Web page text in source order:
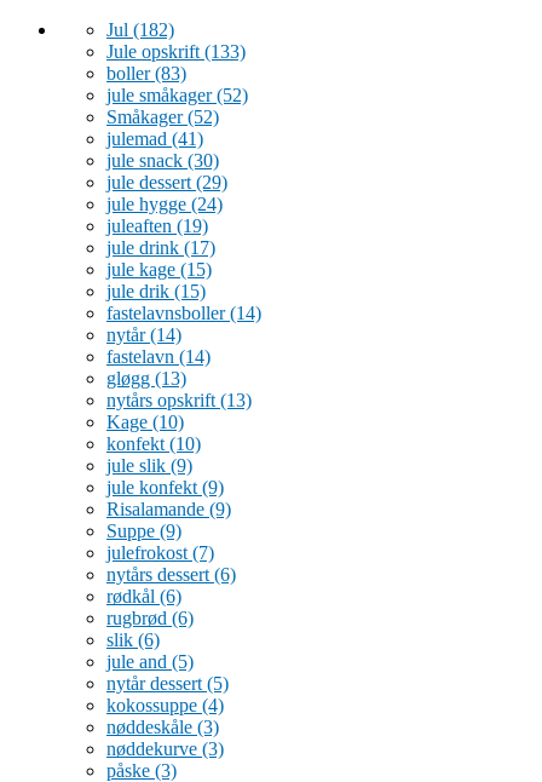
Jul (182)
Jule opskrift (133)
boller(83)
jule småkager(52)
Småkager(52)
julemad (41)
jule snack (30)
jule dessert (29)
jule hygge (24)
juleaften (19)
jule drink (17)
jule kage (15)
jule drik (15)
fastelavnsboller(14)
nytår(14)
fastelavn (14)
gløgg (13)
nytårs opskrift (13)
Kage (10)
konfekt (10)
jule slik (9)
jule konfekt (9)
Risalamande (9)
Suppe (9)
julefrokost (7)
nytårs dessert (6)
rødkål (6)
rugbrød (6)
slik (6)
jule and (5)
nytår dessert (5)
kokossuppe (4)
nøddeskåle (3)
nøddekurve (3)
påske (3)